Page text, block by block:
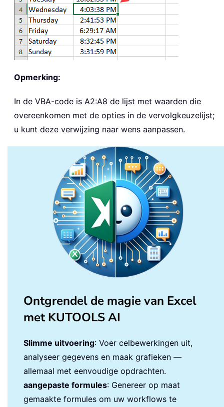
Opmerking:
In de VBA-code is A2:A8 de lijst met waarden die
overeenkomen met de opties in de vervolgkeuzelijst;
u kunt deze verwijzing naar wens aanpassen.
Ontgrendel de magie van Excel
met KUTOOLS AI
Slimme uitvoering: Voer celbewerkingen uit,
analyseer gegevens en maak grafieken —
allemaal met eenvoudige opdrachten.
aangepaste formules: Genereer op maat
gemaakte formules om uw workflows te